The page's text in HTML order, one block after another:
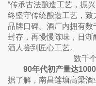
“传承古法酿造工艺，振
终坚守传统酿造工艺，致
品牌口碑。酒厂内拥有
封存，再慢慢陈味，日
酒人尝到匠心工艺。
数千
90年代初产量达
据了解，南昌莲塘高梁